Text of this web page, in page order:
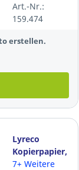
kan.gelb, int.
500Bl
Art.-Nr.:
159.474
erstellen.
Lyreco
Kopierpapier,
A4, 160g,
7+ Weitere